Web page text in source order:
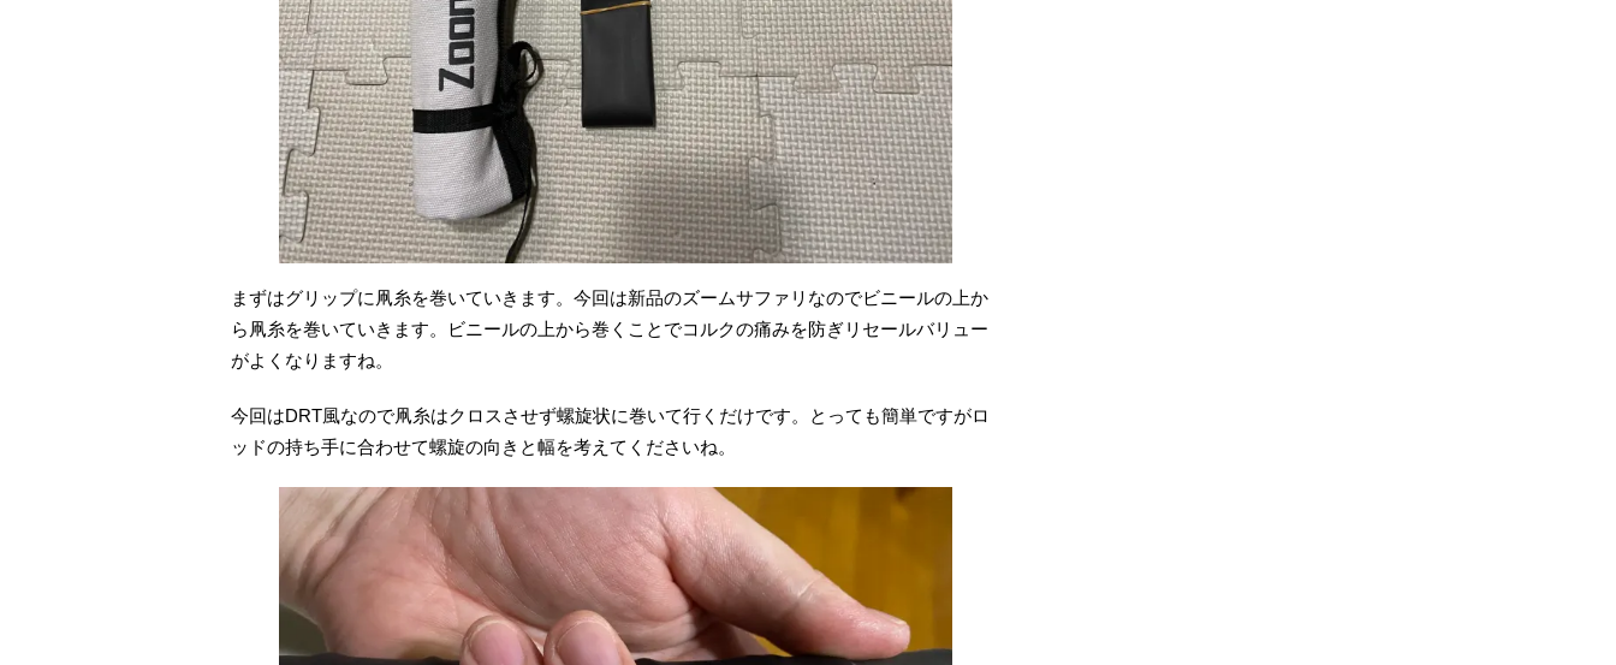
まずはグリップに凧糸を巻いていきます。今回は新品のズームサファリなのでビニールの上か
ら凧糸を巻いていきます。ビニールの上から巻くことでコルクの痛みを防ぎリセールバリュー
がよくなりますね。
今回はDRT風なので凧糸はクロスさせず螺旋状に巻いて行くだけです。とっても簡単ですがロ
ッドの持ち手に合わせて螺旋の向きと幅を考えてくださいね。